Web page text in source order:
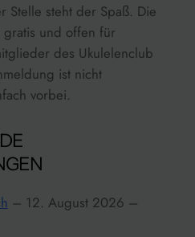
Stelle steht der Spaß. Die
gratis und offen für
des Ukulelenclub
ist nicht
vorbei.
– 12. August 2026 –